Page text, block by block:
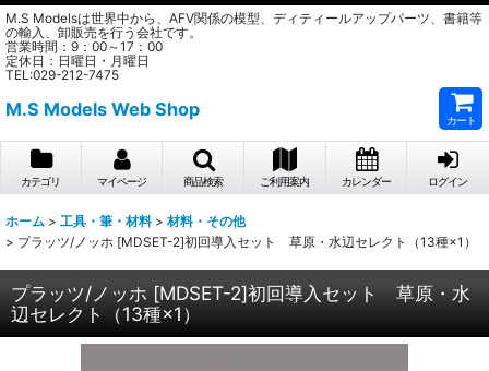
M.S Modelsは世界中から、AFV関係の模型、ディティールアップパーツ、書籍等
の輸入、卸販売を行う会社です。
営業時間：9：00～17：00
定休日：日曜日・月曜日
TEL:029-212-7475
M.S Models Web Shop
カート
カテゴリ マイページ 商品検索 ご利用案内 カレンダー ログイン
ホーム > 工具・筆・材料 > 材料・その他
> プラッツ/ノッホ [MDSET-2]初回導入セット 草原・水辺セレクト（13種×1）
プラッツ/ノッホ [MDSET-2]初回導入セット 草原・水
辺セレクト（13種×1）